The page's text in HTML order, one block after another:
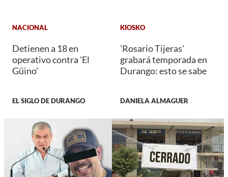
NACIONAL
Detienen a 18 en
operativo contra 'El
Güino'
EL SIGLO DE DURANGO
KIOSKO
'Rosario Tijeras'
grabará temporada en
Durango: esto se sabe
DANIELA ALMAGUER